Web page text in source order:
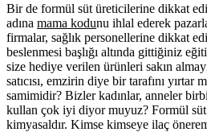
Bir de formül süt üreticilerine dikkat
adına mama kodunu ihlal ederek
firmalar, sağlık personellerine dikkat
beslenmesi başlığı altında gittiğiniz
size hediye verilen ürünleri sakın
satıcısı, emzirin diye bir tarafını yırtar
samimidir? Bizler kadınlar, anneler
kullan çok iyi diyor muyuz? Formül süt
kimyasaldır. Kimse kimseye ilaç